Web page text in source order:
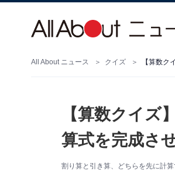
All About ニュース クイズ 【算数ク
【算数クイズ
算式を完成さ
割り算と引き算、どちらを先に計